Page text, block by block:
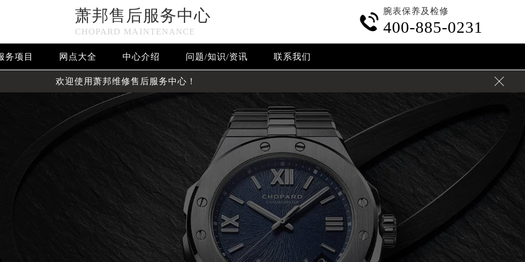
萧邦售后服务中心
CHOPARD MAINTENANCE

腕表保养及检修
400-885-0231
务项目 网点大全 中心介绍 问题/知识/资讯 联系我们
欢迎使用萧邦维修售后服务中心！ 